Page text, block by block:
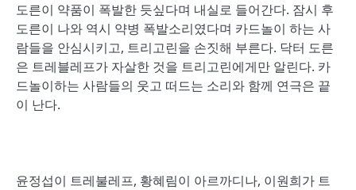
도른이 약품이 폭발한 듯싶다며 내실로 들어간다. 잠시 후
도른이 나와 역시 약병 폭발소리였다며 카드놀이 하는 사
람들을 안심시키고, 트리고린을 손짓해 부른다. 닥터 도른
은 트레블레프가 자살한 것을 트리고린에게만 알린다. 카
드놀이하는 사람들의 웃고 떠드는 소리와 함께 연극은 끝
이 난다.
윤정섭이 트레불레프, 황혜림이 아르까디나, 이원희가 트